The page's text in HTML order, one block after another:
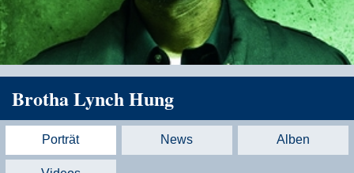
Brotha Lynch Hung
Porträt News Alben